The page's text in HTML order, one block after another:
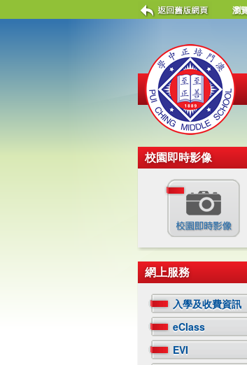
瀏
校園即時影像
網上服務
入學及收費資訊
eClass
EVI